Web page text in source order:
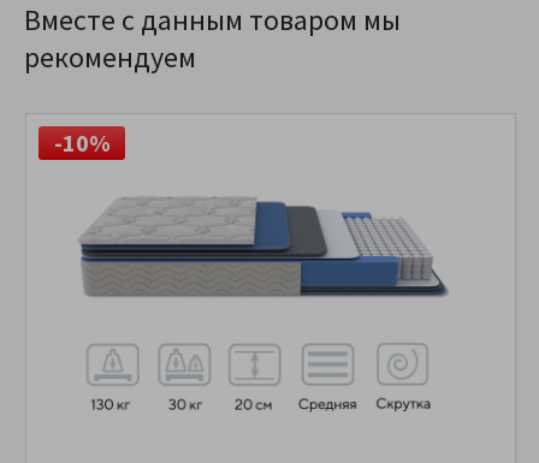
Вместе с данным товаром мы
рекомендуем
-10%